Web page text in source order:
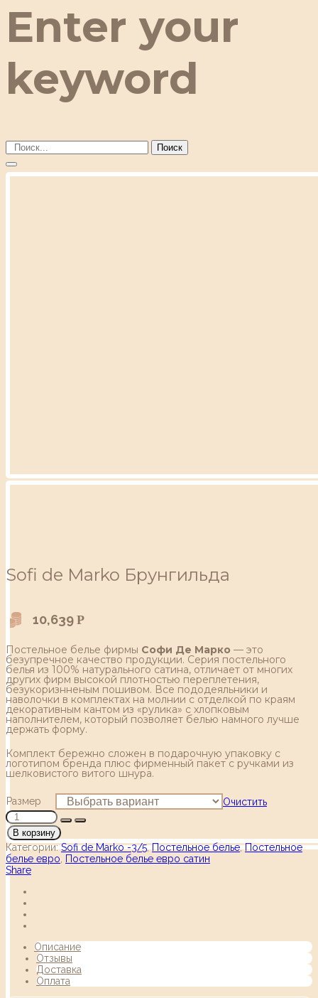
Enter your
keyword
Поиск
Sofi de Marko Брунгильда
10,639 Р
Постельное белье фирмы Софи Де Марко — это
безупречное качество продукции. Серия постельного
белья из 100% натурального сатина, отличает от многих
других фирм высокой плотностью переплетения,
безукоризнненым пошивом. Все пододеяльники и
наволочки в комплектах на молнии с отделкой по краям
декоративным кантом из «рулика» с хлопковым
наполнителем, который позволяет белью намного лучше
держать форму.
Комплект бережно сложен в подарочную упаковку с
логотипом бренда плюс фирменный пакет с ручками из
шелковистого витого шнура.
Размер Очистить
В корзину
Категории:Sofi de Marko -3/5,Постельное белье,Постельное
белье евро
Постельное белье евро сатин
Share
Описание
Отзывы
Доставка
Оплата